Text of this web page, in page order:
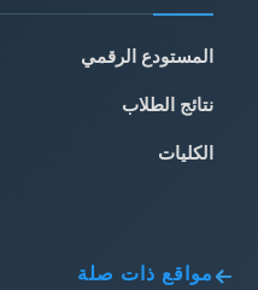
المستودع الرقمي
نتائج الطلاب
الكليات
مواقع ذات صلة